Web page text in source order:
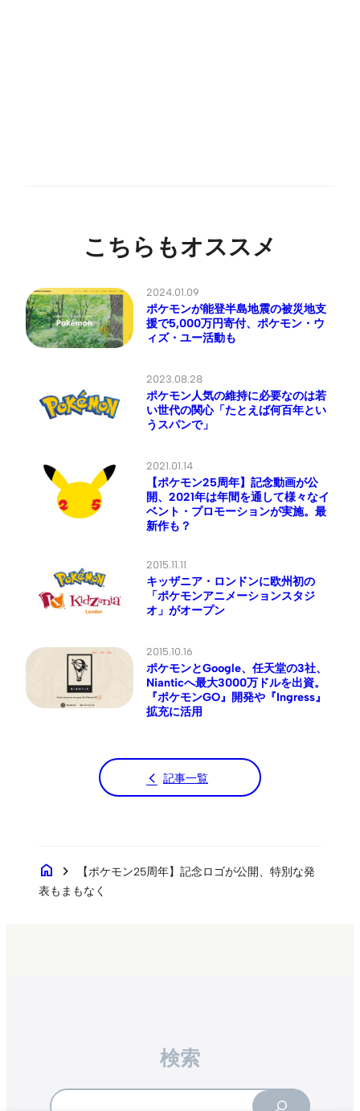
こちらもオススメ
2024.01.09
ポケモンが能登半島地震の被災地支
援で5,000万円寄付、ポケモン・ウ
ィズ・ユー活動も
2023.08.28
ポケモン人気の維持に必要なのは若
い世代の関心「たとえば何百年とい
うスパンで」
2021.01.14
【ポケモン25周年】記念動画が公
開、2021年は年間を通して様々なイ
ベント・プロモーションが実施。最
新作も？
2015.11.11
キッザニア・ロンドンに欧州初の
「ポケモンアニメーションスタジ
オ」がオープン
2015.10.16
ポケモンとGoogle、任天堂の3社、
Nianticへ最大3000万ドルを出資。
『ポケモンGO』開発や『Ingress』
拡充に活用
記事一覧
home chevron_right
【ポケモン25周年】記念ロゴが公開、特別な発
表もまもなく
検索